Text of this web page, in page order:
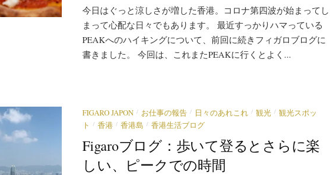
今日はぐっと涼しさが増した香港。コロナ第四波が始まってし
まって心配な日々でもあります。 最近すっかりハマっている
PEAKへのハイキングについて、前回に続きフィガロブログに
書きました。 今回は、これまたPEAKに行くとよく...
FIGARO JAPON / お仕事の報告 / 日々のあれこれ / 観光 / 観光スポッ
ト / 香港 / 香港島 / 香港生活ブログ
Figaroブログ：歩いて登るとさらに楽
しい、ピークでの時間